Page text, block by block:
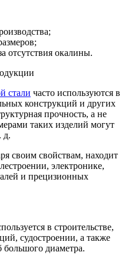
отсутствия окалины.
стали часто используются в
конструкций и других
прочность, а не
таких изделий могут
д.
своим свойствам, находит
электронике,
и прецизионных
в строительстве,
судостроении, а также
большого диаметра.